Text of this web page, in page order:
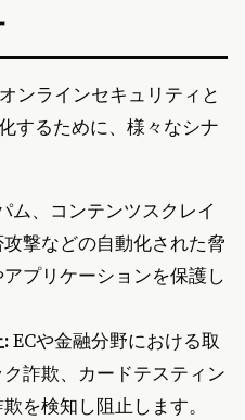
ラインセキュリティと
するために、様々なシナ
ム、コンテンツスクレイ
撃などの自動化された脅
プリケーションを保護し
ECや金融分野における取
詐欺、カードテスティン
を検知し阻止します。